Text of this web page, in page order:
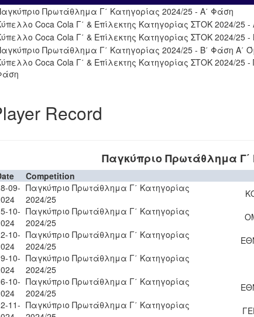
Πρωτάθλημα Γ΄ Κατηγορίας 2024/25 - Α΄ Φάση
Coca Cola Γ΄ & Επίλεκτης Κατηγορίας ΣΤΟΚ 2024/25
Coca Cola Γ΄ & Επίλεκτης Κατηγορίας ΣΤΟΚ 2024/25
Πρωτάθλημα Γ΄ Κατηγορίας 2024/25 - Β΄ Φάση Α΄
Coca Cola Γ΄ & Επίλεκτης Κατηγορίας ΣΤΟΚ 2024/25 -
Record
Παγκύπριο Πρωτάθλημα Γ΄
Competition
09- Παγκύπριο Πρωτάθλημα Γ΄ Κατηγορίας
2024/25
10- Παγκύπριο Πρωτάθλημα Γ΄ Κατηγορίας
2024/25
10- Παγκύπριο Πρωτάθλημα Γ΄ Κατηγορίας
2024/25
10- Παγκύπριο Πρωτάθλημα Γ΄ Κατηγορίας
2024/25
10- Παγκύπριο Πρωτάθλημα Γ΄ Κατηγορίας
2024/25
11- Παγκύπριο Πρωτάθλημα Γ΄ Κατηγορίας